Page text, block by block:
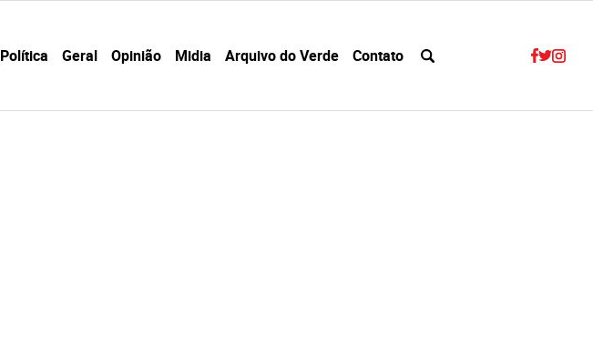
Política Geral Opinião Midia Arquivo do Verde Contato